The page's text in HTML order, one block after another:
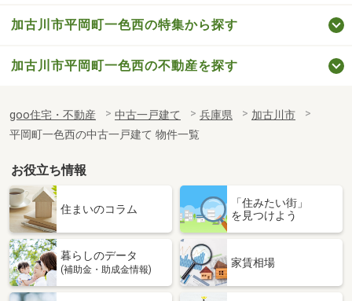
加古川市平岡町一色西の特集から探す
加古川市平岡町一色西の不動産を探す
goo住宅・不動産 中古一戸建て 兵庫県
加古川市
平岡町一色西の中古一戸建て 物件一覧
お役立ち情報
住まいのコラム
「住みたい街」
を見つけよう
暮らしのデータ
(補助金・助成金情報)
家賃相場